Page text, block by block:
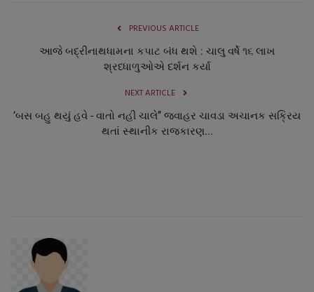
PREVIOUS ARTICLE
આજે બદ્રીનાથધામના કપાટ બંધ થશે : ચાલુ વર્ષે ૧૬ લાખ
શ્રધ્ધાળુઓએ દર્શન કર્યા
NEXT ARTICLE
‘બસ બહુ થયું હવે - વાતો નહી ચાલે’’ જવાહર ચાવડા અચાનક સક્રિય
થતાં સ્થાનીક રાજકારણ...